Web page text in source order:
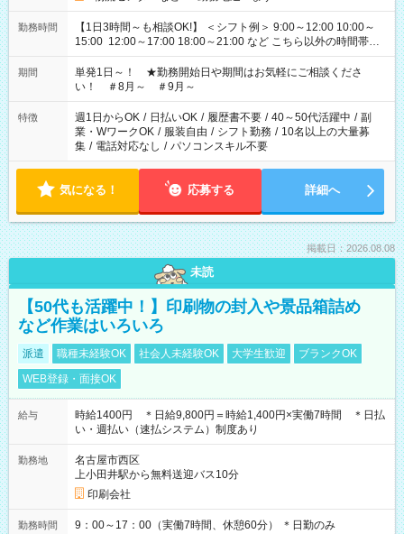
勤務時間
【1日3時間～も相談OK!】 ＜シフト例＞ 9:00～12:00 10:00～
15:00 12:00～17:00 18:00～21:00 など こちら以外の時間帯も
お気軽にご相談ください！
期間
単発1日～！ ★勤務開始日や期間はお気軽にご相談くださ
い！ ＃8月～ ＃9月～
特徴 週1日からOK / 日払いOK / 履歴書不要 / 40～50代活躍中 / 副
業・WワークOK / 服装自由 / シフト勤務 / 10名以上の大量募
集 / 電話対応なし / パソコンスキル不要
気になる！ 応募する 詳細へ
掲載日：2026.08.08
未読
【50代も活躍中！】印刷物の封入や景品箱詰め
など作業はいろいろ
派遣 職種未経験OK 社会人未経験OK 大学生歓迎
ブランクOK
WEB登録・面接OK
給与
時給1400円 ＊日給9,800円＝時給1,400円×実働7時間 ＊日払
い・週払い（速払システム）制度あり
勤務地
名古屋市西区
上小田井駅から無料送迎バス10分
印刷会社
勤務時間 9：00～17：00（実働7時間、休憩60分） ＊日勤のみ